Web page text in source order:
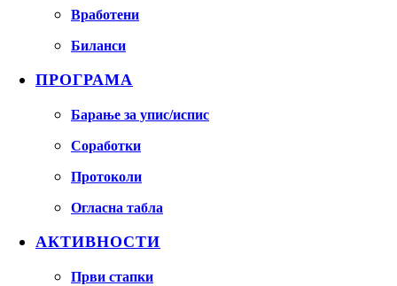
Вработени
Биланси
ПРОГРАМА
Барање за упис/испис
Соработки
Протоколи
Огласна табла
АКТИВНОСТИ
Први стапки